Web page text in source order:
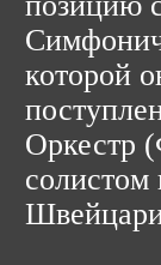
которой
Оркестр
солистом